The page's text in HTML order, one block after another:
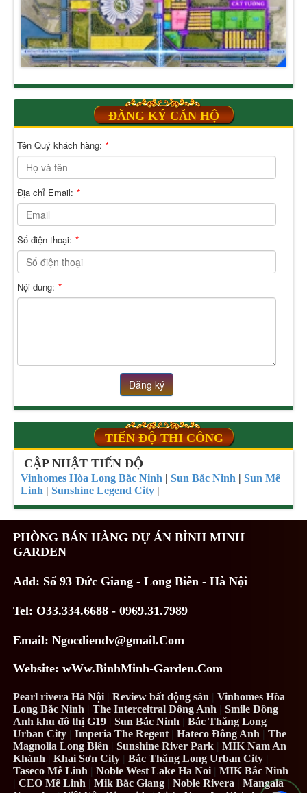
ĐĂNG KÝ CĂN HỘ
Tên Quý khách hàng: *
Địa chỉ Email: *
Số điện thoại: *
Nội dung: *
Đăng ký
TIẾN ĐỘ THI CÔNG
CẬP NHẬT TIẾN ĐỘ
Vinhomes Hòa Long Bắc Ninh |Sun Bắc Ninh |Sun Mê
Linh |Sunshine Legend City |
PHÒNG BÁN HÀNG DỰ ÁN BÌNH MINH
GARDEN
Add: Số 93 Đức Giang - Long Biên - Hà Nội
Tel: O33.334.6688 - 0969.31.7989
Email: Ngocdiendv@gmail.Com
Website: wWw.BinhMinh-Garden.Com
Pearl rivera Hà Nội |Review bất động sản |Vinhomes Hòa
Long Bắc Ninh |The Interceltral Đông Anh |Smile Đông
Anh khu đô thị G19 |Sun Bắc Ninh |Bắc Thăng Long
Urban City |Imperia The Regent |Hateco Đông Anh |The
Magnolia Long Biên |Sunshine River Park |MIK Nam An
Khánh |Khai Sơn City |Bắc Thăng Long Urban City |
Taseco Mê Linh |Noble West Lake Ha Noi | MIK Bắc Ninh
|CEO Mê Linh |Mik Bắc Giang |Noble Rivera |Mangala